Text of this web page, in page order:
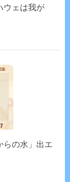
ウェは我が
らの水」出エ